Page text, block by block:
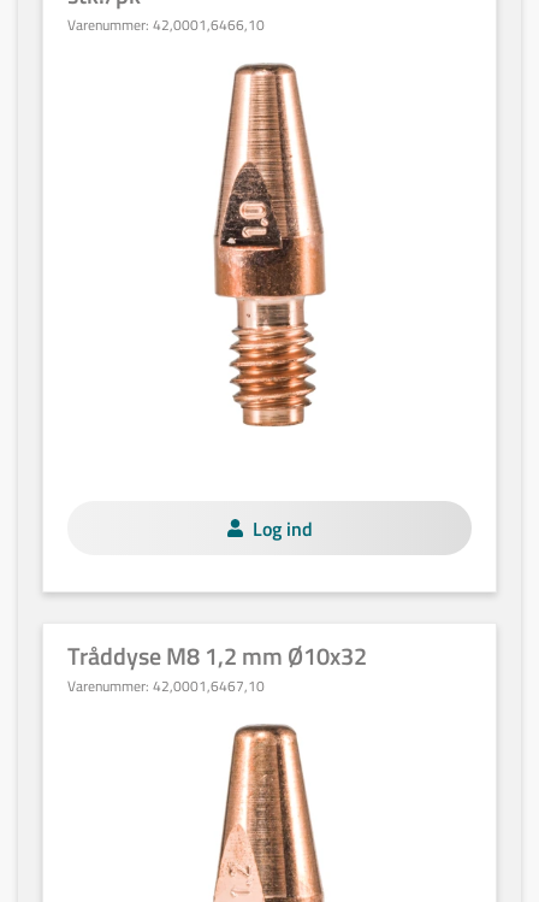
Varenummer: 42,0001,6466,10
Log ind
Tråddyse M8 1,2 mm Ø10x32
Varenummer: 42,0001,6467,10